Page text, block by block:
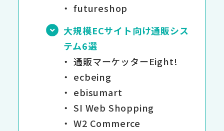
futureshop
大規模ECサイト向け通販シス
テム6選
通販マーケッターEight!
ecbeing
ebisumart
SI Web Shopping
W2 Commerce